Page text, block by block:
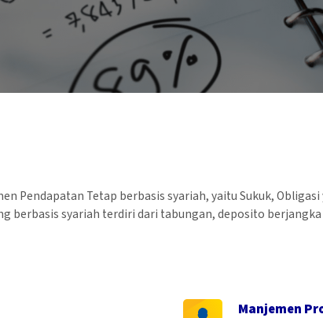
Pendapatan Tetap berbasis syariah, yaitu Sukuk,
berbasis syariah terdiri dari tabungan, deposito
Manjemen